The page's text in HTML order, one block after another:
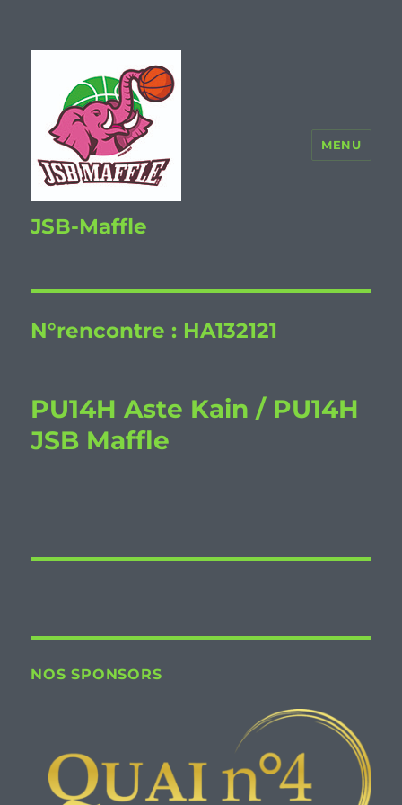
JSB-Maffle
MENU
N°rencontre : HA132121
PU14H Aste Kain / PU14H
JSB Maffle
NOS SPONSORS